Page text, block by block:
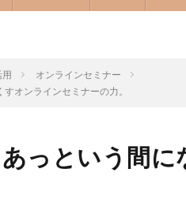
オンラインセミナー
オンラインセミナーの力。
っという間